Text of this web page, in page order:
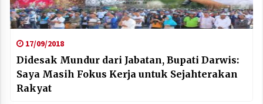
17/09/2018
Didesak Mundur dari Jabatan, Bupati Darwis:
Saya Masih Fokus Kerja untuk Sejahterakan
Rakyat